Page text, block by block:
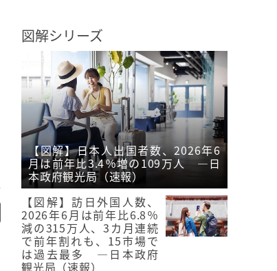
図解シリーズ
【図解】日本人出国者数、2026年6
月は前年比3.4％増の109万人 ―日
本政府観光局（速報）
【図解】訪日外国人数、
2026年6月は前年比6.8％
減の315万人、3カ月連続
で前年割れも、15市場で
は過去最多 ―日本政府
観光局（速報）